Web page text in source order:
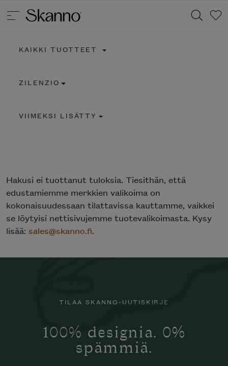
KAIKKI TUOTTEET
ZILENZIO
VIIMEKSI LISÄTTY
Hakusi ei tuottanut tuloksia. Tiesithän, että
edustamiemme merkkien valikoima on
kokonaisuudessaan tilattavissa kauttamme, vaikkei
se löytyisi nettisivujemme tuotevalikoimasta. Kysy
lisää: sales@skanno.fi.
TILAA SKANNO-UUTISKIRJE
100% designia. 0%
spämmiä.